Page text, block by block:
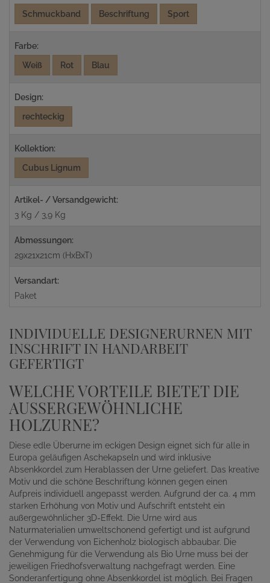
Schmuckband
Beschriftung Sport
Farbe:
Weiß
Rot Blau
Design:
rechteckig
Kollektion:
Cubus Lignum
Artikel- / Versandgewicht:
3 Kg / 3,9 Kg
Abmessungen:
29x21x21cm (HxBxT)
Versandart:
Paket
INDIVIDUELLE DESIGNERURNEN MIT
INSCHRIFT IN HANDARBEIT
GEFERTIGT
WELCHE VORTEILE BIETET DIE
AUSSERGEWÖHNLICHE H
OLZURNE?
Diese edle Überurne im eckigen Design eignet sich für alle in
Europa geläufigen Aschekapseln und wird inklusive
Absenkkordel zum Herablassen der Urne geliefert. Das kreative
Motiv und die schöne Beschriftung können gegen einen
Aufpreis individuell angepasst werden. Aufgrund der ca. 4 mm
starken Erhöhung von Motiv und Aufschrift entsteht ein
außergewöhnlicher 3D-Effekt. Die Urne wird aus
Naturmaterialien umweltschonend gefertigt und ist aufgrund
der Verwendung von Eichenholz biologisch abbaubar. Die
Genehmigung für die Verwendung als Bio Urne muss bei der
jeweiligen Friedhofsverwaltung nachgefragt werden. Eine
Sonderanfertigung ohne Absenkkordel ist möglich. Bei Fragen